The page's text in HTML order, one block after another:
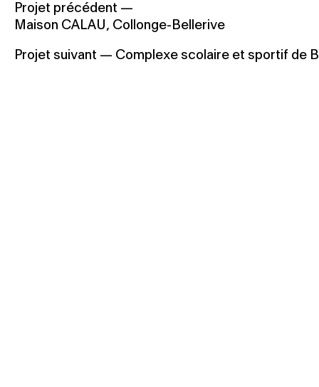
Projet précédent —
Maison CALAU, Collonge-Bellerive
Projet suivant — Complexe scolaire et sportif de